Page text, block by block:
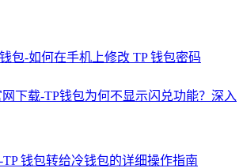
包-如何在手机上修改 TP 钱包密码
网下载-TP钱包为何不显示闪兑功能？深入
钱包转给冷钱包的详细操作指南